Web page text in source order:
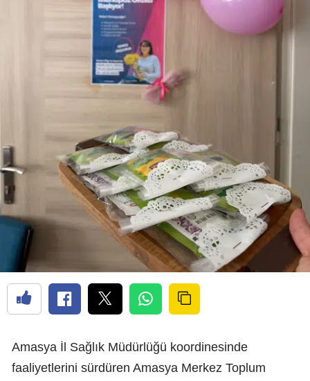
Amasya İl Sağlık Müdürlüğü koordinesinde
faaliyetlerini sürdüren Amasya Merkez Toplum